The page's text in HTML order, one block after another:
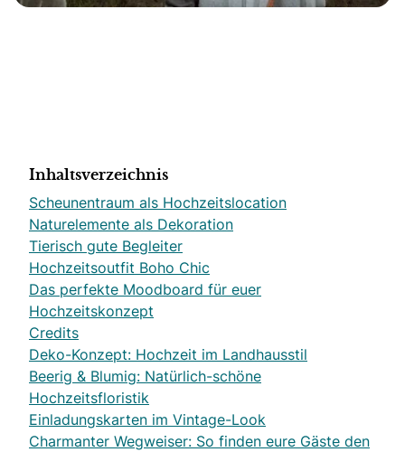
Inhaltsverzeichnis
Scheunentraum als Hochzeitslocation
Naturelemente als Dekoration
Tierisch gute Begleiter
Hochzeitsoutfit Boho Chic
Das perfekte Moodboard für euer
Hochzeitskonzept
Credits
Deko-Konzept: Hochzeit im Landhausstil
Beerig & Blumig: Natürlich-schöne
Hochzeitsfloristik
Einladungskarten im Vintage-Look
Charmanter Wegweiser: So finden eure Gäste den